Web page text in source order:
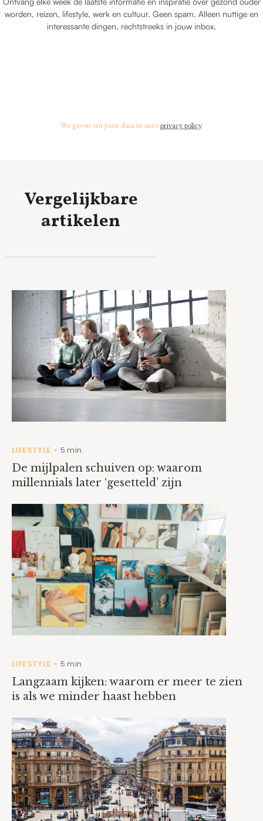
worden, reizen, lifestyle, werk en cultuur. Geen spam. Alleen nuttige en
interessante dingen, rechtstreeks in jouw inbox.
We geven om jouw data in onze privacy policy.
Vergelijkbare
artikelen
LIFESTYLE • 5 min
De mijlpalen schuiven op: waarom
millennials later ‘gesetteld’ zijn
LIFESTYLE • 5 min
Langzaam kijken: waarom er meer te zien
is als we minder haast hebben